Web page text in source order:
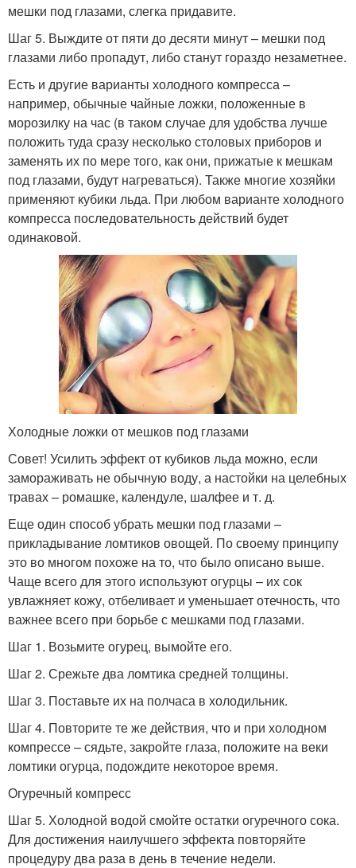
мешки под глазами, слегка придавите.
Шаг 5. Выждите от пяти до десяти минут – мешки под
глазами либо пропадут, либо станут гораздо незаметнее.
Есть и другие варианты холодного компресса –
например, обычные чайные ложки, положенные в
морозилку на час (в таком случае для удобства лучше
положить туда сразу несколько столовых приборов и
заменять их по мере того, как они, прижатые к мешкам
под глазами, будут нагреваться). Также многие хозяйки
применяют кубики льда. При любом варианте холодного
компресса последовательность действий будет
одинаковой.
Холодные ложки от мешков под глазами
Совет! Усилить эффект от кубиков льда можно, если
замораживать не обычную воду, а настойки на целебных
травах – ромашке, календуле, шалфее и т. д.
Еще один способ убрать мешки под глазами –
прикладывание ломтиков овощей. По своему принципу
это во многом похоже на то, что было описано выше.
Чаще всего для этого используют огурцы – их сок
увлажняет кожу, отбеливает и уменьшает отечность, что
важнее всего при борьбе с мешками под глазами.
Шаг 1. Возьмите огурец, вымойте его.
Шаг 2. Срежьте два ломтика средней толщины.
Шаг 3. Поставьте их на полчаса в холодильник.
Шаг 4. Повторите те же действия, что и при холодном
компрессе – сядьте, закройте глаза, положите на веки
ломтики огурца, подождите некоторое время.
Огуречный компресс
Шаг 5. Холодной водой смойте остатки огуречного сока.
Для достижения наилучшего эффекта повторяйте
процедуру два раза в день в течение недели.